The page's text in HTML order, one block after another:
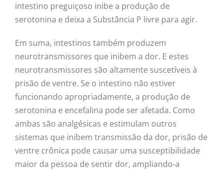
intestino preguiçoso inibe a produção de
serotonina e deixa a Substância P livre para agir.
Em suma, intestinos também produzem
neurotransmissores que inibem a dor. E estes
neurotransmissores são altamente suscetíveis à
prisão de ventre. Se o intestino não estiver
funcionando apropriadamente, a produção de
serotonina e encefalina pode ser afetada. Como
ambas são analgésicas e estimulam outros
sistemas que inibem transmissão da dor, prisão de
ventre crônica pode causar uma susceptibilidade
maior da pessoa de sentir dor, ampliando-a